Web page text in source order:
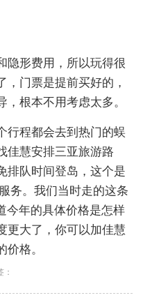
隐形费用，所以玩得很
门票是提前买好的，
根本不用考虑太多。
行程都会去到热门的蜈
佳慧安排三亚旅游路
排队时间登岛，这个是
务。我们当时走的这条
今年的具体价格是怎样
更大了，你可以加佳慧
格。
：